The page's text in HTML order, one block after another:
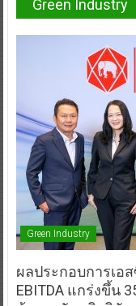
Green Industry
Green Industry
ผลประกอบการเอ
EBITDA แกร่งขึ้น